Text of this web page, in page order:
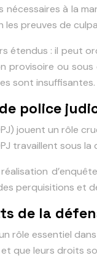
nécessaires à la
les preuves de
étendus : il peut
ou
sont insuffisantes.
police
jouent un rôle
travaillent sous
perquisitions et
de la
rôle essentiel
que leurs droits